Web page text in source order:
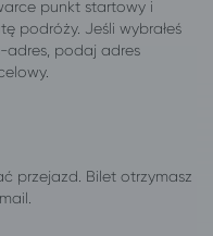
punkt startowy i
podróży. Jeśli wybrałeś
adres, podaj adres
przejazd. Bilet otrzymasz